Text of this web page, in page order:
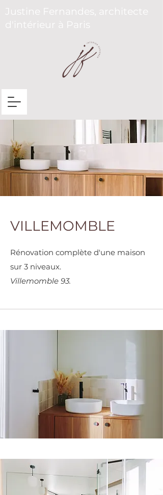
Justine Fernandes, architecte
d'intérieur à Paris
VILLEMOMBLE
Rénovation complète d'une maison
sur 3 niveaux.
Villemomble 93.